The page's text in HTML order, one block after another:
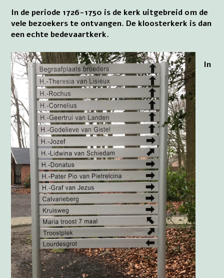
In de periode 1726-1750 is de kerk uitgebreid om de
vele bezoekers te ontvangen. De kloosterkerk is dan
een echte bedevaartkerk.
In